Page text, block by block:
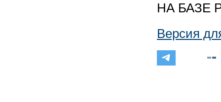
НА БАЗЕ
Версия